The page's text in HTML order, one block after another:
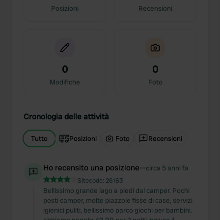
Posizioni Recensioni
0
Modifiche
0
Foto
Cronologia delle attività
Tutto Posizioni Foto Recensioni
Ho recensito una posizione—circa 5 anni fa
Sitecode: 26163
Bellissimo grande lago a piedi dal camper. Pochi
posti camper, molte piazzole fisse di case, servizi
igienici puliti, bellissimo parco giochi per bambini.